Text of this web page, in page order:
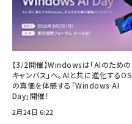
【3/2開催】Windowsは「AIのための
キャンバス」へ。AIと共に進化するOS
の真価を体感する「Windows AI
Day」開催！
2月24日 6:22